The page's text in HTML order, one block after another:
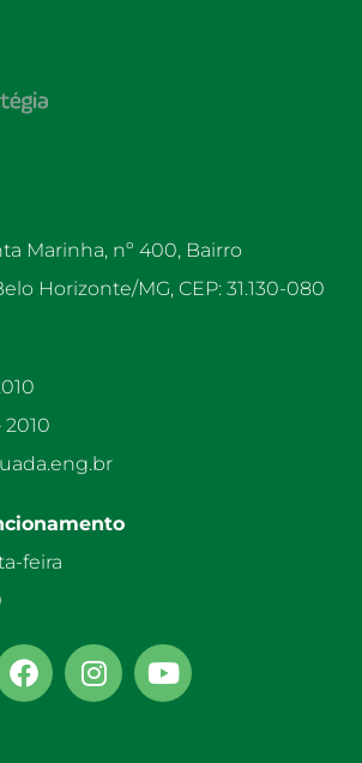
Marinha, nº 400, Bairro
Horizonte/MG, CEP: 31.130-080
2010
feira